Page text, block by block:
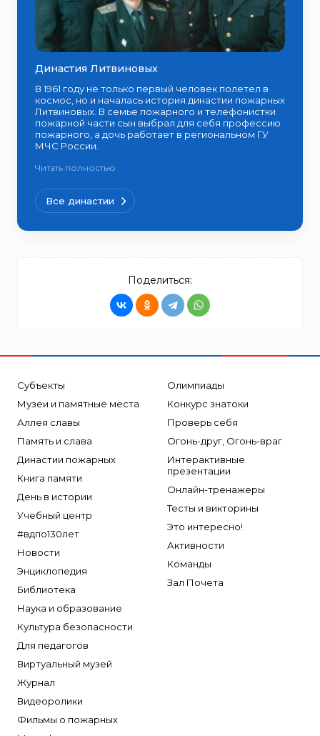
Династия Литвиновых
В 1961 году не только первый человек полетел в
космос, но и началась история династии пожарных
Литвиновых. В семье пожарного и телефонистки
пожарной части сын выбрал для себя профессию
пожарного, а дочь работает в региональном ГУ
МЧС России.
Читать полностью
Все династии
Поделиться:
Субъекты
Музеи и памятные места
Аллея славы
Память и слава
Династии пожарных
Книга памяти
День в истории
Учебный центр
#вдпо130лет
Новости
Энциклопедия
Библиотека
Наука и образование
Культура безопасности
Для педагогов
Виртуальный музей
Журнал
Видеоролики
Фильмы о пожарных
Олимпиады
Конкурс знатоки
Проверь себя
Огонь-друг, Огонь-враг
Интерактивные
презентации
Онлайн-тренажеры
Тесты и викторины
Это интересно!
Активности
Команды
Зал Почета